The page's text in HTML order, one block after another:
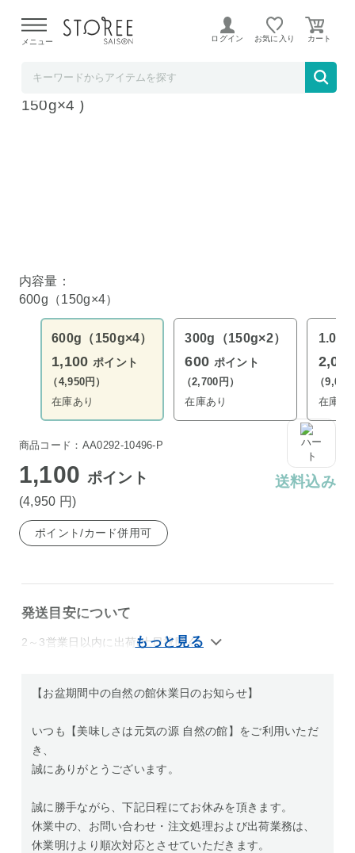
よる配送遅延が発生しております。
メニュー ログイン お気に入り
訳あり 茨城県産 濃蜜干し芋 紅はるか 600g (
150g×4 )
内容量：
600g（150g×4）
600g（150g×4）
1,100 ポイント
（4,950円）
在庫あり
300g（150g×2）
600 ポイント
（2,700円）
在庫あり
（
在庫あ
商品コード：AA0292-10496-P
1,100 ポイント
(4,950 円)
送料込み
ポイント/カード併用可
発送目安について
2～3営業日以内に出荷(土日祝除く)
【お盆期間中の自然の館休業日のお知らせ】
いつも【美味しさは元気の源 自然の館】をご利用いただ
き、
誠にありがとうございます。
誠に勝手ながら、下記日程にてお休みを頂きます。
休業中の、お問い合わせ・注文処理および出荷業務は、
休業明けより順次対応とさせていただきます。